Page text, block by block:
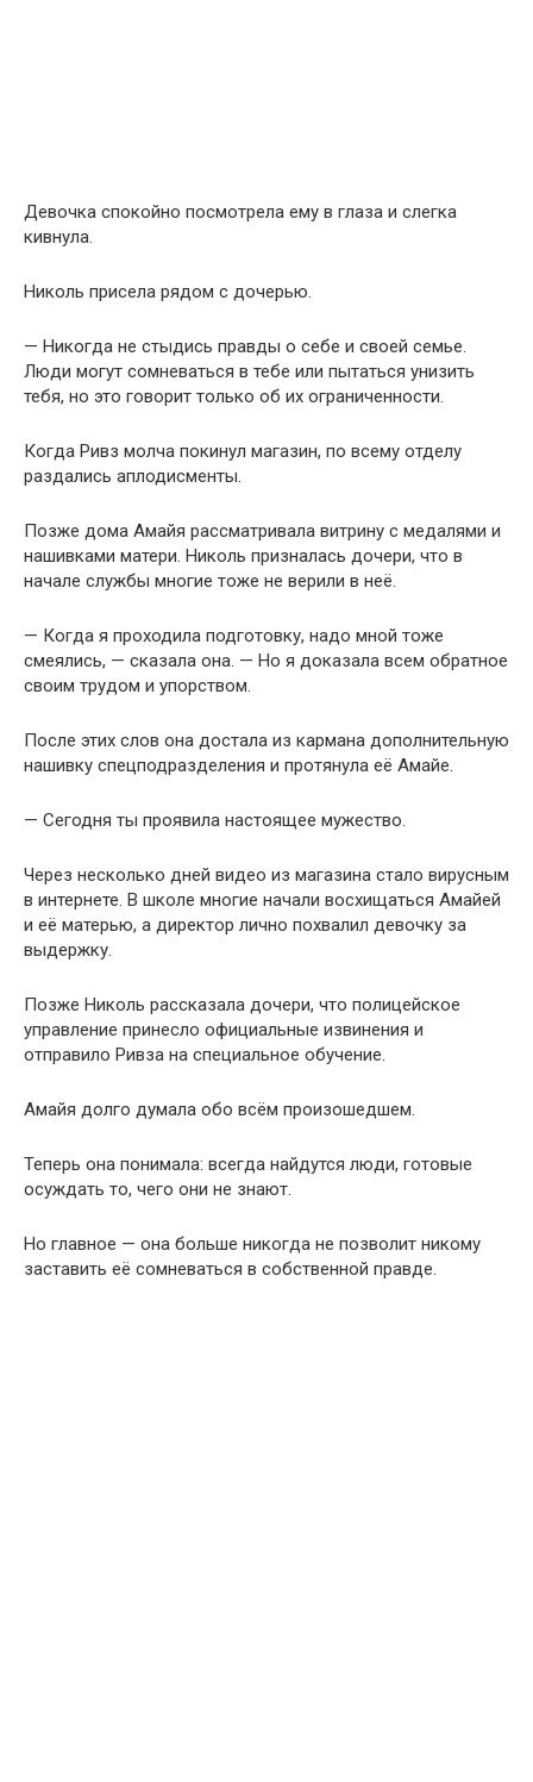
Девочка спокойно посмотрела ему в глаза и слегка
кивнула.
Николь присела рядом с дочерью.
— Никогда не стыдись правды о себе и своей семье.
Люди могут сомневаться в тебе или пытаться унизить
тебя, но это говорит только об их ограниченности.
Когда Ривз молча покинул магазин, по всему отделу
раздались аплодисменты.
Позже дома Амайя рассматривала витрину с медалями и
нашивками матери. Николь призналась дочери, что в
начале службы многие тоже не верили в неё.
— Когда я проходила подготовку, надо мной тоже
смеялись, — сказала она. — Но я доказала всем обратное
своим трудом и упорством.
После этих слов она достала из кармана дополнительную
нашивку спецподразделения и протянула её Амайе.
— Сегодня ты проявила настоящее мужество.
Через несколько дней видео из магазина стало вирусным
в интернете. В школе многие начали восхищаться Амайей
и её матерью, а директор лично похвалил девочку за
выдержку.
Позже Николь рассказала дочери, что полицейское
управление принесло официальные извинения и
отправило Ривза на специальное обучение.
Амайя долго думала обо всём произошедшем.
Теперь она понимала: всегда найдутся люди, готовые
осуждать то, чего они не знают.
Но главное — она больше никогда не позволит никому
заставить её сомневаться в собственной правде.